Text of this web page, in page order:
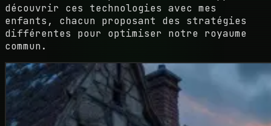
découvrir ces technologies avec mes
enfants, chacun proposant des stratégies
différentes pour optimiser notre royaume
commun.